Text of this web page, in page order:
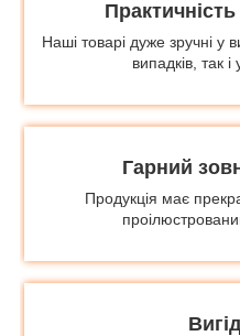
Наші товарі дуже зручні у
випадків, так і
Гарний
Продукція має